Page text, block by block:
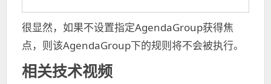
很显然，如果不设置指定AgendaGroup获得焦
点，则该AgendaGroup下的规则将不会被执行。
相关技术视频